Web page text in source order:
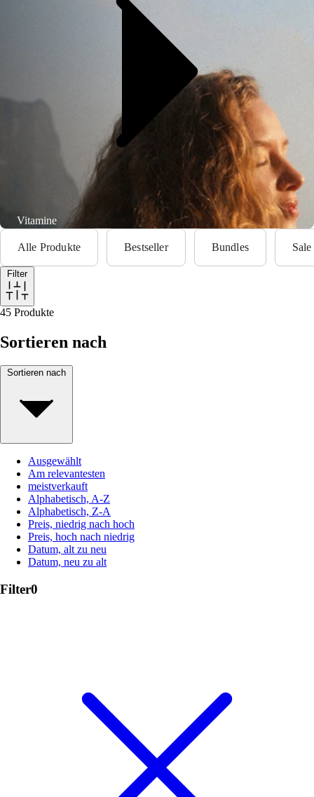
Vitamine
Versorgung – sorgfältig entwickelt für die tägliche Ergänzung.
Alle Produkte Bestseller Bundles Sale
Filter
45 Produkte
Sortieren nach
Sortieren nach
Ausgewählt
Am relevantesten
meistverkauft
Alphabetisch, A-Z
Alphabetisch, Z-A
Preis, niedrig nach hoch
Preis, hoch nach niedrig
Datum, alt zu neu
Datum, neu zu alt
Filter0